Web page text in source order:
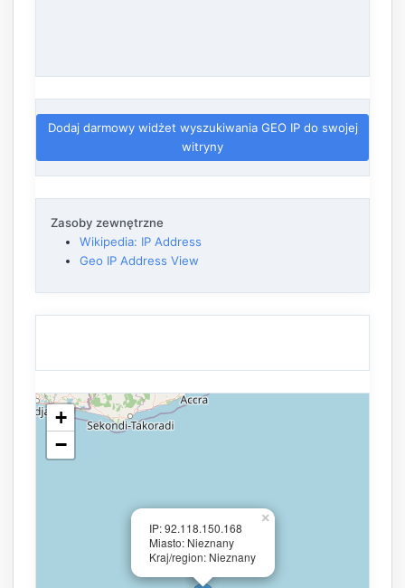
Dodaj darmowy widżet wyszukiwania GEO IP do swojej
witryny
Zasoby zewnętrzne
Wikipedia: IP Address
Geo IP Address View
IP: 92.118.150.168
Miasto: Nieznany
Kraj/region: Nieznany
×
+
−